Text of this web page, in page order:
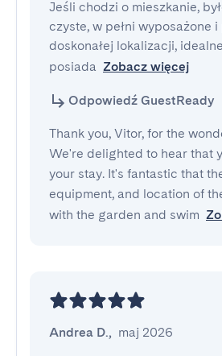
Jeśli chodzi o mieszkanie,
czyste, w pełni wyposażone i
doskonałej lokalizacji,
posiada Zobacz więcej
Odpowiedź GuestReady
Thank you, Vitor, for the
We're delighted to hear that
your stay. It's fantastic that
equipment, and location of
with the garden and swim
Andrea D., maj 2026